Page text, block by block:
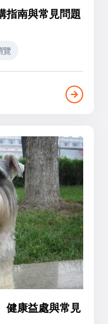
指南與常見問題
覽
健康益處與常見